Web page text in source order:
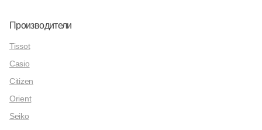
Производители
Tissot
Casio
Citizen
Orient
Seiko